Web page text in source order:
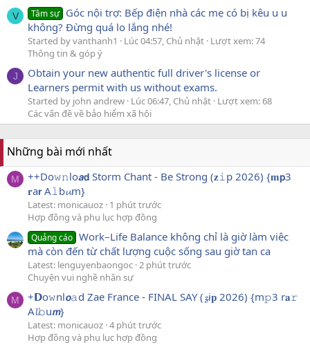
V Tâm sự Góc nội trợ: Bếp điện nhà các mẹ có bị kêu u u
không? Đừng quá lo lắng nhé!
Started by vanthanh1 Lúc 04:57, Chủ nhật Lượt xem: 74
Thông tin & góp ý
J
Obtain your new authentic full driver's license or
Learners permit with us without exams.
Started by john andrew Lúc 06:47, Chủ nhật Lượt xem: 68
Các vấn đề về bảo hiểm xã hội
Những bài mới nhất
M
++Do𝚠𝚗lo𝙖𝗱 Storm Chant - Be Strong (𝐳𝚒p 2026) {𝐦𝗽3
𝐫a𝗿 A𝚕b𝓾m}
Latest: monicauoz 1 phút trước
Hợp đồng và phụ lục hợp đồng
Quảng cáo Work–Life Balance không chỉ là giờ làm việc
mà còn đến từ chất lượng cuộc sống sau giờ tan ca
Latest: lenguyenbaongoc 2 phút trước
Chuyện vui nghề nhân sự
M
+𝗗o𝚠nl𝙤𝚊d Zae France - FINAL SAY (𝔃i𝐩 2026) {m𝚙3 r𝐚𝚛
A𝓵𝚋u𝙢}
Latest: monicauoz 4 phút trước
Hợp đồng và phụ lục hợp đồng